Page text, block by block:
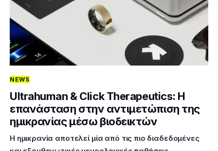
AI news
How To
Blog
NEWS
Ultrahuman & Click Therapeutics: Η
επανάσταση στην αντιμετώπιση της
ημικρανίας μέσω βιοδεικτών
Η ημικρανία αποτελεί μία από τις πιο διαδεδομένες